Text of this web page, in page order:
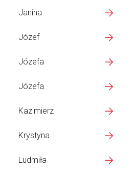
Janina
Józef
Józefa
Józefa
Kazimierz
Krystyna
Ludmiła